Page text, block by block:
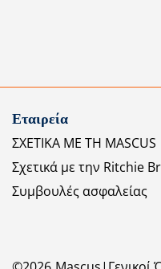
Εταιρεία
ΣΧΕΤΙΚΑ ΜΕ ΤΗ MASCUS
Σχετικά με την Ritchie
Συμβουλές ασφαλείας